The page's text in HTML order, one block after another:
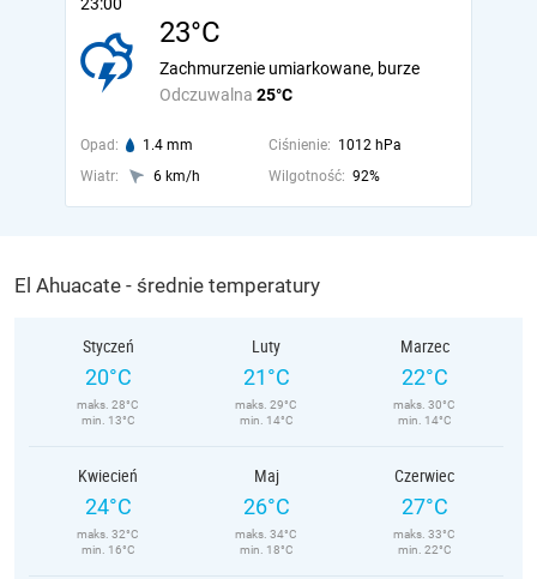
23°C
Odczuwalna 25°C
Zachmurzenie umiarkowane, burze
Opad: 1.4 mm Ciśnienie: 1012 hPa
Wiatr:
6 km/h Wilgotność: 92%
El Ahuacate - średnie temperatury
Styczeń
20°C
maks. 28°C
min. 13°C
Luty
21°C
maks. 29°C
min. 14°C
Marzec
22°C
maks. 30°C
min. 14°C
Kwiecień
24°C
maks. 32°C
min. 16°C
Maj
26°C
maks. 34°C
min. 18°C
Czerwiec
27°C
maks. 33°C
min. 22°C